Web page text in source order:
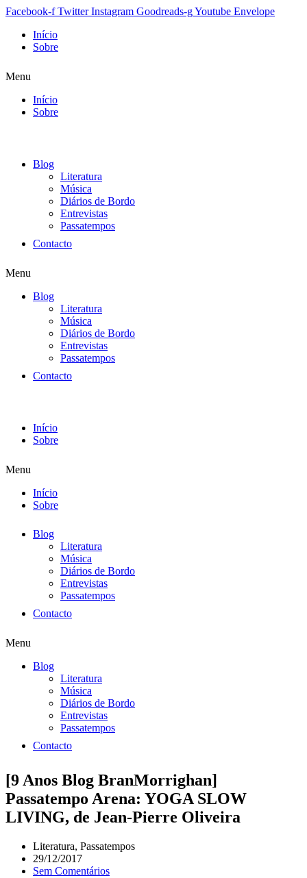
Facebook-f Twitter Instagram Goodreads-gYoutube Envelope
Início
Sobre
Menu
Início
Sobre
Blog
Literatura
Música
Diários de Bordo
Entrevistas
Passatempos
Contacto
Menu
Blog
Literatura
Música
Diários de Bordo
Entrevistas
Passatempos
Contacto
Início
Sobre
Menu
Início
Sobre
Blog
Literatura
Música
Diários de Bordo
Entrevistas
Passatempos
Contacto
Menu
Blog
Literatura
Música
Diários de Bordo
Entrevistas
Passatempos
Contacto
[9 Anos Blog BranMorrighan]
Passatempo Arena: YOGA SLOW
LIVING, de Jean-Pierre Oliveira
Literatura, Passatempos
29/12/2017
Sem Comentários